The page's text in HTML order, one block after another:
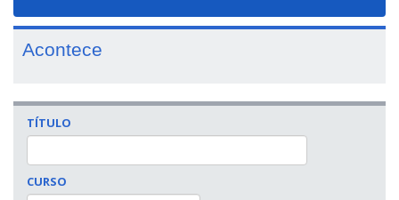
Acontece
TÍTULO
CURSO